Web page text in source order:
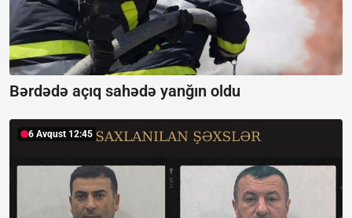
Bərdədə açıq sahədə yanğın oldu
6 Avqust 12:45